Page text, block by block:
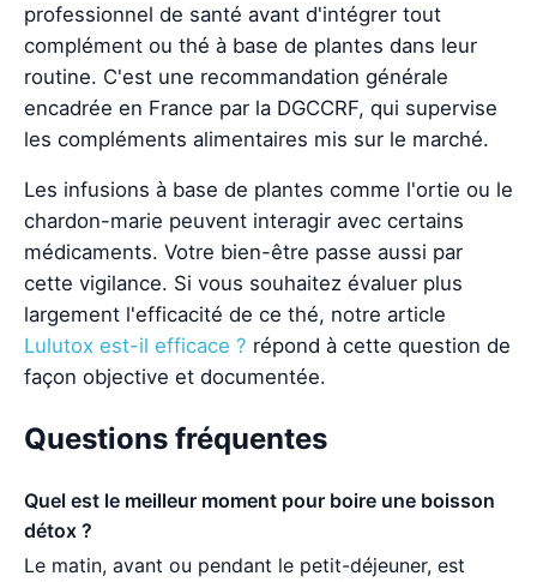
professionnel de santé avant d'intégrer tout
complément ou thé à base de plantes dans leur
routine. C'est une recommandation générale
encadrée en France par la DGCCRF, qui supervise
les compléments alimentaires mis sur le marché.
Les infusions à base de plantes comme l'ortie ou le
chardon-marie peuvent interagir avec certains
médicaments. Votre bien-être passe aussi par
cette vigilance. Si vous souhaitez évaluer plus
largement l'efficacité de ce thé, notre article
Lulutox est-il efficace ? répond à cette question de
façon objective et documentée.
Questions fréquentes
Quel est le meilleur moment pour boire une boisson
détox ?
Le matin, avant ou pendant le petit-déjeuner, est